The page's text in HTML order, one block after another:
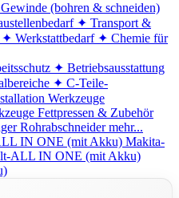
(bohren & schneiden)
✦ Transport &
✦ Werkstattbedarf ✦ Chemie für
✦ Betriebsausstattung
✦ C-Teile-
Werkzeuge
Fettpressen & Zubehör
Rohrabschneider mehr...
IN ONE (mit Akku) Makita-
ALL IN ONE (mit Akku)